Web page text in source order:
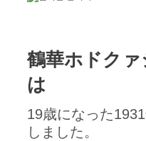
鶴華ホドク
は
19歳になった
しました。